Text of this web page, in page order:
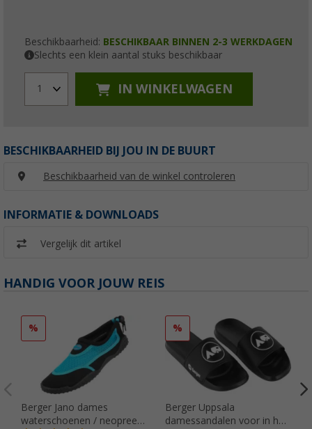
Beschikbaarheid: BESCHIKBAAR BINNEN 2-3 WERKDAGEN
Slechts een klein aantal stuks beschikbaar
1 IN WINKELWAGEN
BESCHIKBAARHEID BIJ JOU IN DE BUURT
Beschikbaarheid van de winkel controleren
INFORMATIE & DOWNLOADS
Vergelijk dit artikel
HANDIG VOOR JOUW REIS
%
Berger Jano dames
waterschoenen / neopreen
%
Berger Uppsala
damessandalen voor in het